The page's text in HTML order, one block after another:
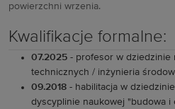
powierzchni wrzenia.
Kwalifikacje formalne:
07.2025 - profesor w dziedzinie
technicznych / inżynieria
09.2018 - habilitacja w
dyscyplinie naukowej "budowa i